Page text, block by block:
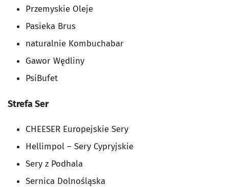
Przemyskie Oleje
Pasieka Brus
naturalnie Kombuchabar
Gawor Wędliny
PsiBufet
Strefa Ser
CHEESER Europejskie Sery
Hellimpol – Sery Cypryjskie
Sery z Podhala
Sernica Dolnośląska